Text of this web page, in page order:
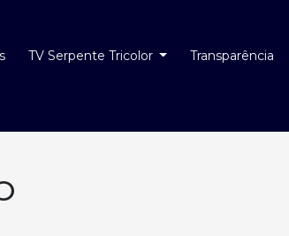
TV Serpente Tricolor Transparência